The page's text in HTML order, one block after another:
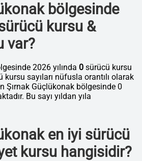
bölgesinde
kursu &
var?
2026 yılında 0 sürücü kursu
kursu sayıları nüfusla orantılı olarak
Şırnak Güçlükonak bölgesinde 0
Bu sayı yıldan yıla
en iyi sürücü
kursu hangisidir?